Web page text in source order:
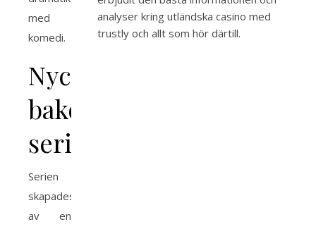
med
komedi.
Nyckelpersoner
bakom
serien
Serien
skapades
av en
analyser kring utländska casino med
trustly och allt som hör därtill.